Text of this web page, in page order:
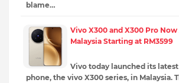
blame…
Vivo X300 and X300 Pro
Malaysia Starting at RM3599
Vivo today launched its
phone, the vivo X300 series, in Malaysia.